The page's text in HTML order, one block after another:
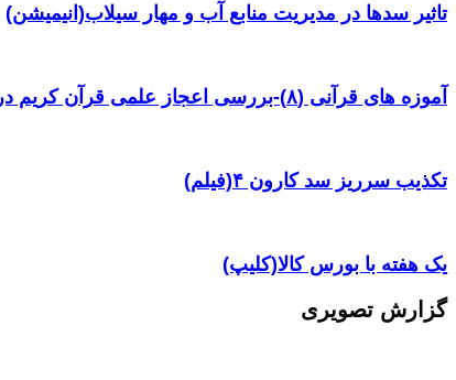
تاثیر سدها در مدیریت منابع آب و مهار سیلاب(انیمیشن)
آموزه های قرآنی (۸)-بررسی اعجاز علمی قرآن کریم در آیه ۳۸ سوره یس
تکذیب سرریز سد کارون ۴(فیلم)
یک هفته با بورس کالا(کلیپ)
گزارش تصویری